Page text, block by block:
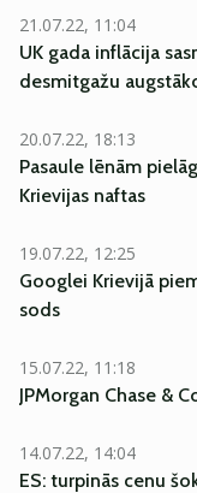
21.07.22, 11:04
UK gada inflācija
desmitgažu
20.07.22, 18:13
Pasaule lēnām
Krievijas naftas
19.07.22, 12:25
Googlei Krievijā
sods
15.07.22, 11:18
JPMorgan Chase &
14.07.22, 14:04
ES: turpinās cenu